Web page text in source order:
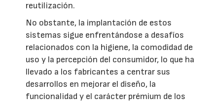
reutilización.
No obstante, la implantación de estos
sistemas sigue enfrentándose a desafíos
relacionados con la higiene, la comodidad de
uso y la percepción del consumidor, lo que ha
llevado a los fabricantes a centrar sus
desarrollos en mejorar el diseño, la
funcionalidad y el carácter prémium de los